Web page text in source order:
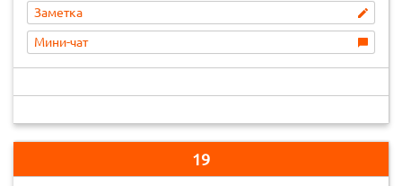
Заметка
Мини-чат
19